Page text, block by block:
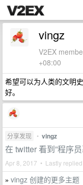
vingz
V2EX
+08:00
希望可以为人类的文明
好。
分享发现 • vingz
在 twitter 看到”程序
Apr 8, 2017 • Lastly
» vingz 创建的更多主题